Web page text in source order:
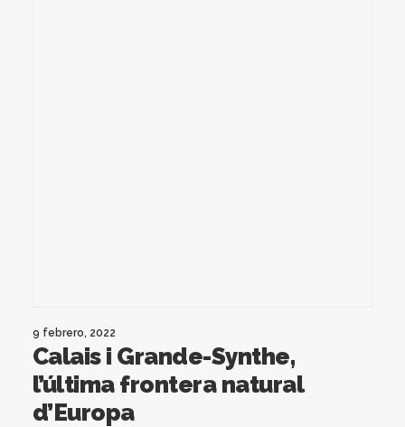
9 febrero, 2022
Calais i Grande-Synthe,
l’última frontera natural
d’Europa